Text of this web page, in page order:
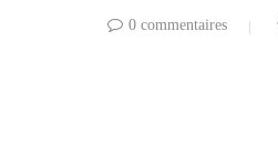
0 commentaires